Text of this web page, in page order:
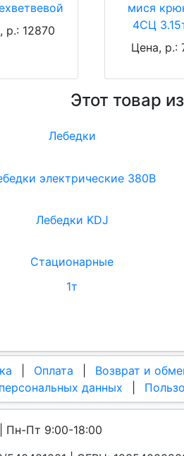
р.: 12870
мися
4СЦ
Цена, р.:
Этот товар
Лебедки
электрические 380В
Лебедки KDJ
Стационарные
1т
Оплата Возврат и
данных
Пн-Пт 9:00-18:00